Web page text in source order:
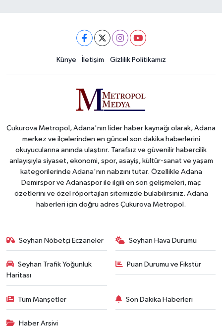
Künye İletişim Gizlilik Politikamız
Çukurova Metropol, Adana'nın lider haber kaynağı olarak, Adana
merkez ve ilçelerinden en güncel son dakika haberlerini
okuyucularına anında ulaştırır. Tarafsız ve güvenilir habercilik
anlayışıyla siyaset, ekonomi, spor, asayiş, kültür-sanat ve yaşam
kategorilerinde Adana'nın nabzını tutar. Özellikle Adana
Demirspor ve Adanaspor ile ilgili en son gelişmeleri, maç
özetlerini ve özel röportajları sitemizde bulabilirsiniz. Adana
haberleri için doğru adres Çukurova Metropol.
Seyhan Nöbetçi Eczaneler Seyhan Hava Durumu
Seyhan Trafik Yoğunluk
Haritası
Puan Durumu ve Fikstür
Tüm Manşetler Son Dakika Haberleri
Haber Arşivi